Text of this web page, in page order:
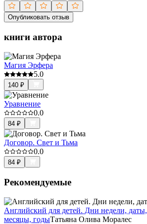
Опубликовать отзыв
книги автора
Магия Эрфера
5.0
140 ₽
Уравнение
0.0
84 ₽
Договор. Свет и Тьма
0.0
84 ₽
Рекомендуемые
Английский для детей. Дни недели, даты,
месяцы, годыТатьяна Олива Моралес